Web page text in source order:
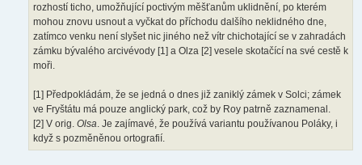
rozhostí ticho, umožňující poctivým měšťanům uklidnění, po kterém
mohou znovu usnout a vyčkat do příchodu dalšího neklidného dne,
zatímco venku není slyšet nic jiného než vítr chichotající se v zahradách
zámku bývalého arcivévody [1] a Olza [2] vesele skotačící na své cestě k
moři.
[1] Předpokládám, že se jedná o dnes již zaniklý zámek v Solci; zámek
ve Fryštátu má pouze anglický park, což by Roy patrně zaznamenal.
[2] V orig. Olsa. Je zajímavé, že používá variantu používanou Poláky, i
když s pozměněnou ortografií.